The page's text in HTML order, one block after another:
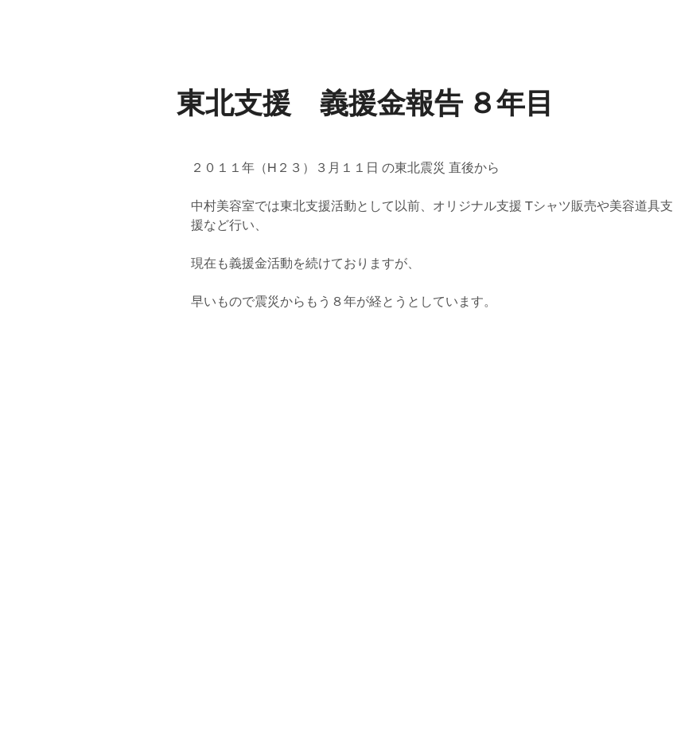
東北支援 義援金報告 ８年目
２０１１年（H２３）３月１１日 の東北震災 直後から
中村美容室では東北支援活動として以前、オリジナル支援 Tシャツ販売や美容道具支
援など行い、
現在も義援金活動を続けておりますが、
早いもので震災からもう８年が経とうとしています。